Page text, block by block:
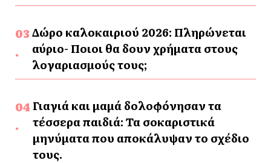
Δώρο καλοκαιριού 2026: Πληρώνεται
αύριο- Ποιοι θα δουν χρήματα στους
λογαριασμούς τους;
Γιαγιά και μαμά δολοφόνησαν τα
τέσσερα παιδιά: Τα σοκαριστικά
μηνύματα που αποκάλυψαν το σχέδιο
τους.